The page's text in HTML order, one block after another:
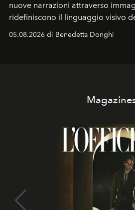
nuove narrazioni attraverso
ridefiniscono il linguaggio visivo
protagonisti del cinema, volti della
contemporanea e storytelling
05.08.2026 di Benedetta Donghi